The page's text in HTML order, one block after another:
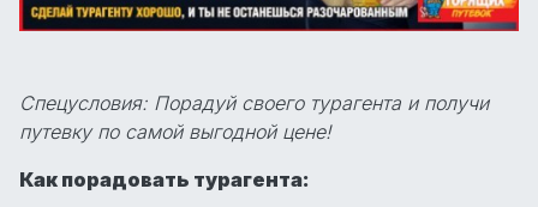
Спецусловия: Порадуй своего турагента и получи
путевку по самой выгодной цене!
Как порадовать турагента: